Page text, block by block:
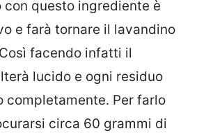
con questo ingrediente è
e farà tornare il lavandino
facendo infatti il
lucido e ogni residuo
completamente. Per farlo
circa 60 grammi di